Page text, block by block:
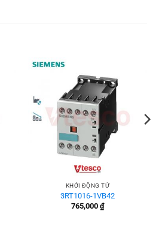
KHỞI ĐỘNG TỪ
3RT1016-1VB42
765,000 ₫